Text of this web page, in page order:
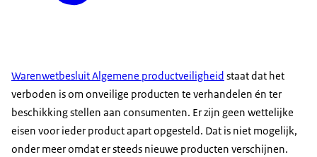
Warenwetbesluit Algemene productveiligheid staat dat het
verboden is om onveilige producten te verhandelen én ter
beschikking stellen aan consumenten. Er zijn geen wettelijke
eisen voor ieder product apart opgesteld. Dat is niet mogelijk,
onder meer omdat er steeds nieuwe producten verschijnen.